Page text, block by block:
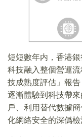
短短數年内，香港
科技融入整個營運
技成熟度評估」報
逐漸體驗到科技帶
戶、利用替代數據
化網絡安全的深僞檢